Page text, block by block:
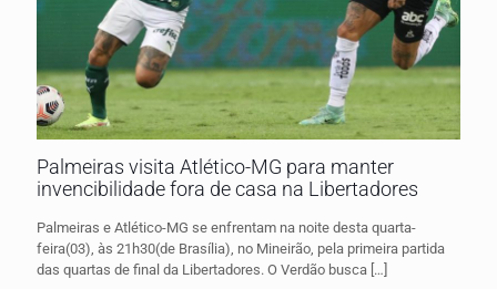
Palmeiras visita Atlético-MG para manter
invencibilidade fora de casa na Libertadores
Palmeiras e Atlético-MG se enfrentam na noite desta quarta-
feira(03), às 21h30(de Brasília), no Mineirão, pela primeira partida
das quartas de final da Libertadores. O Verdão busca […]